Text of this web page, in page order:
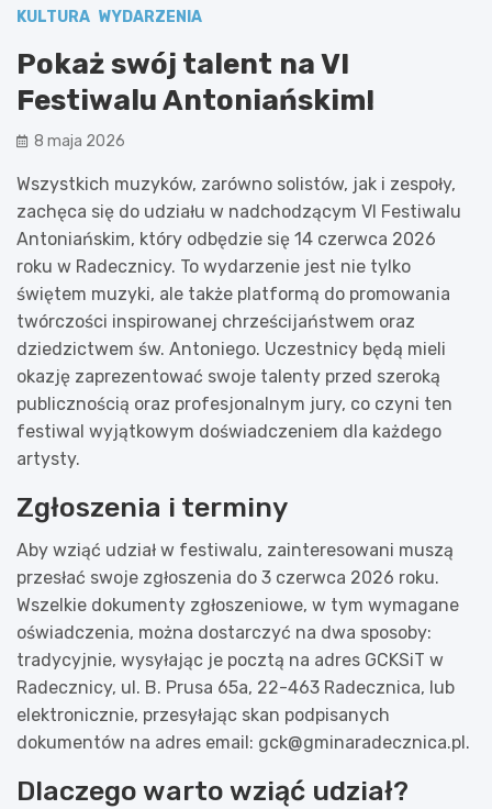
KULTURA WYDARZENIA
Pokaż swój talent na VI
Festiwalu Antoniańskim!
8 maja 2026
Wszystkich muzyków, zarówno solistów, jak i zespoły,
zachęca się do udziału w nadchodzącym VI Festiwalu
Antoniańskim, który odbędzie się 14 czerwca 2026
roku w Radecznicy. To wydarzenie jest nie tylko
świętem muzyki, ale także platformą do promowania
twórczości inspirowanej chrześcijaństwem oraz
dziedzictwem św. Antoniego. Uczestnicy będą mieli
okazję zaprezentować swoje talenty przed szeroką
publicznością oraz profesjonalnym jury, co czyni ten
festiwal wyjątkowym doświadczeniem dla każdego
artysty.
Zgłoszenia i terminy
Aby wziąć udział w festiwalu, zainteresowani muszą
przesłać swoje zgłoszenia do 3 czerwca 2026 roku.
Wszelkie dokumenty zgłoszeniowe, w tym wymagane
oświadczenia, można dostarczyć na dwa sposoby:
tradycyjnie, wysyłając je pocztą na adres GCKSiT w
Radecznicy, ul. B. Prusa 65a, 22-463 Radecznica, lub
elektronicznie, przesyłając skan podpisanych
dokumentów na adres email: gck@gminaradecznica.pl.
Dlaczego warto wziąć udział?